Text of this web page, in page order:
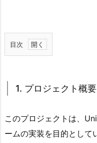
目次
1.
プ
ェ
ク
1. プロジェクト概要
このプロジェクトは、
ームの実装を目的として